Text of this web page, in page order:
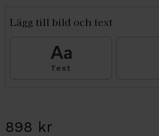
898 kr
Lägg till bild och text
Text